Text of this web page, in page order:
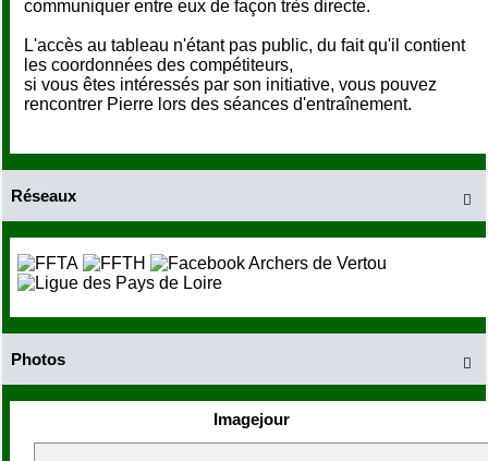
communiquer entre eux de façon très directe.
L'accès au tableau n'étant pas public, du fait qu'il contient
les coordonnées des compétiteurs,
si vous êtes intéressés par son initiative, vous pouvez
rencontrer Pierre lors des séances d'entraînement.

Réseaux

Photos
Imagejour